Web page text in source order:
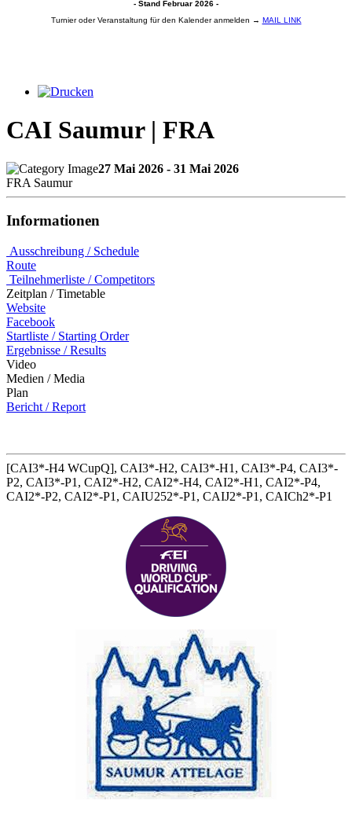
- Stand Februar 2026 -
Turnier oder Veranstaltung für den Kalender anmelden → MAIL LINK
CAI Saumur | FRA
27 Mai 2026 - 31 Mai 2026
FRA Saumur
Informationen
Ausschreibung / Schedule
Route
Teilnehmerliste / Competitors
Zeitplan / Timetable
Website
Facebook
Startliste / Starting Order
Ergebnisse / Results
Video
Medien / Media
Plan
Bericht / Report
[CAI3*-H4 WCupQ], CAI3*-H2, CAI3*-H1, CAI3*-P4, CAI3*-
P2, CAI3*-P1, CAI2*-H2, CAI2*-H4, CAI2*-H1, CAI2*-P4,
CAI2*-P2, CAI2*-P1, CAIU252*-P1, CAIJ2*-P1, CAICh2*-P1